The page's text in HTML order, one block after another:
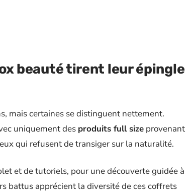
beautétirent leur épingle
mais certaines se distinguent nettement.
uniquement des produits full size provenant
qui refusent de transiger sur la naturalité.
et de tutoriels, pour une découverte guidée à
battus apprécient la diversité de ces coffrets